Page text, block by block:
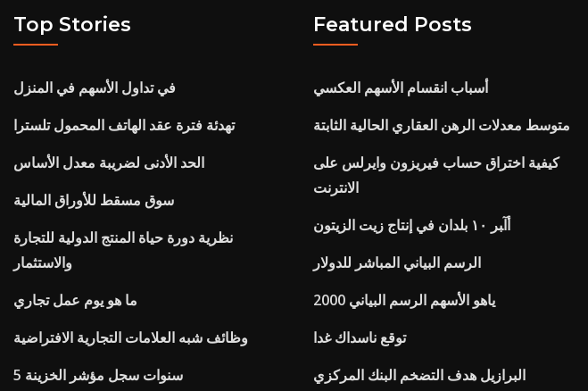
Top Stories
في تداول الأسهم في المنزل
تهدئة فترة عقد الهاتف المحمول تلسترا
الحد الأدنى لضريبة معدل الأساس
سوق مسقط للأوراق المالية
نظرية دورة حياة المنتج الدولية للتجارة
والاستثمار
ما هو يوم عمل تجاري
وظائف شبه العلامات التجارية الافتراضية
5 سنوات سجل مؤشر الخزينة
Featured Posts
أسباب انقسام الأسهم العكسي
متوسط ​​معدلات الرهن العقاري الحالية الثابتة
كيفية اختراق حساب فيريزون وايرلس على
الانترنت
أآﺒﺮ ١٠ ﺑﻠﺪان ﻓﻲ إﻧﺘﺎج زﻳﺖ اﻟﺰﻳﺘﻮن
الرسم البياني المباشر للدولار
ياهو الأسهم الرسم البياني 2000
توقع ناسداك غدا
البرازيل هدف التضخم البنك المركزي